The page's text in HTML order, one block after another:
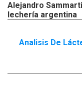
Alejandro
lechería argentina
Analisis De